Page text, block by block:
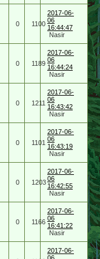
0 1100
2017-06-
06
16:44:47
Nasir
0 1189
2017-06-
06
16:44:24
Nasir
0 1211
2017-06-
06
16:43:42
Nasir
0 1101
2017-06-
06
16:43:19
Nasir
0 1203
2017-06-
06
16:42:55
Nasir
0 1166
2017-06-
06
16:41:22
Nasir
2017-06-